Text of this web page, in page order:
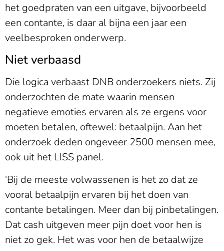
het goedpraten van een uitgave, bijvoorbeeld
een contante, is daar al bijna een jaar een
veelbesproken onderwerp.
Niet verbaasd
Die logica verbaast DNB onderzoekers niets. Zij
onderzochten de mate waarin mensen
negatieve emoties ervaren als ze ergens voor
moeten betalen, oftewel: betaalpijn. Aan het
onderzoek deden ongeveer 2500 mensen mee,
ook uit het LISS panel.
‘Bij de meeste volwassenen is het zo dat ze
vooral betaalpijn ervaren bij het doen van
contante betalingen. Meer dan bij pinbetalingen.
Dat cash uitgeven meer pijn doet voor hen is
niet zo gek. Het was voor hen de betaalwijze